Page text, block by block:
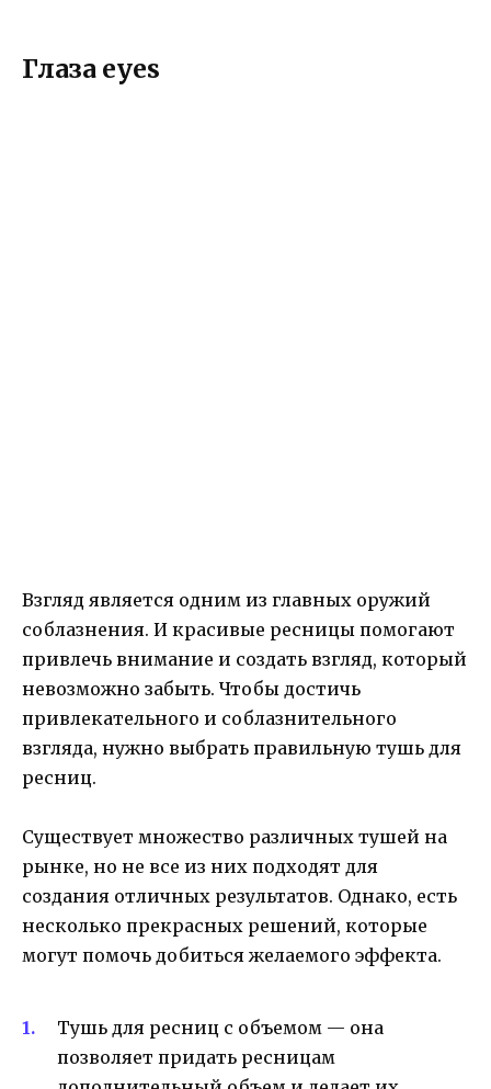
Глаза eyes
Взгляд является одним из главных оружий
соблазнения. И красивые ресницы помогают
привлечь внимание и создать взгляд, который
невозможно забыть. Чтобы достичь
привлекательного и соблазнительного
взгляда, нужно выбрать правильную тушь для
ресниц.
Существует множество различных тушей на
рынке, но не все из них подходят для
создания отличных результатов. Однако, есть
несколько прекрасных решений, которые
могут помочь добиться желаемого эффекта.
Тушь для ресниц с объемом — она
позволяет придать ресницам